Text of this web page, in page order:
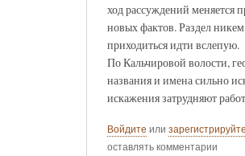
ход рассуждений меняется
новых фактов. Раздел
приходиться идти вслепую.
По Кальчировой волости,
названия и имена сильно
искажения затрудняют
Войдите или
оставлять комментарии